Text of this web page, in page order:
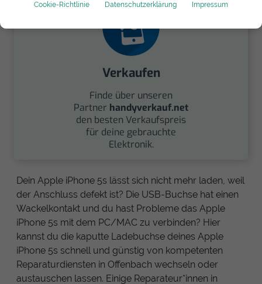
Cookie-Richtlinie Datenschutzerklärung Impressum
Verkaufen
Finde über unseren
Partner handyverkauf.net
den besten Verkaufspreis
für deine gebrauchte
Elektronik.
Dein Apple iPhone 5s lässt sich nicht mehr laden, weil
der Anschluss defekt ist? Die USB-Buchse hat einen
Wackelkontakt und du hast Probleme das Apple
iPhone 5s mit dem PC/MAC zu verbinden? Hier
kannst du die kaputte Ladebuchse deines Apple
iPhone 5s schnell und günstig von kompetenten
Reparaturdiensten in Offenbach wechseln oder
austauschen lassen. Einige Reparateur*innen in